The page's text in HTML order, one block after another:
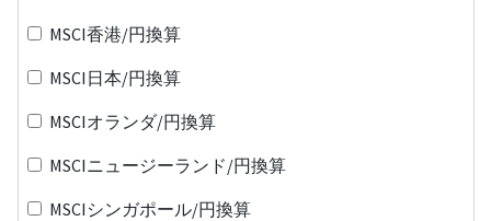
MSCI香港/円換算
MSCI日本/円換算
MSCIオランダ/円換算
MSCIニュージーランド/円換算
MSCIシンガポール/円換算